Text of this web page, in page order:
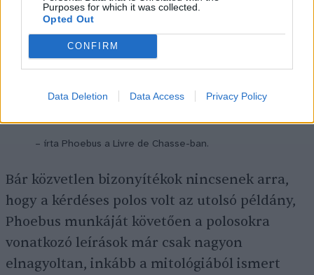
Purposes for which it was collected.
Opted Out
CONFIRM
Data Deletion Data Access Privacy Policy
végül beléhasított a szemébe, a
bestia nekilátott a vergődésnek.
Az alabárdok már a megváltást
hozták a szörnyetegre.
– írta Phoebus a Livre de Chasse-ban.
Bár közvetlen bizonyítékok nincsenek arra,
hogy a kérdéses polos volt az utolsó példány,
Phoebus munkáját követően a polosokra
vonatkozó leírások már csak nagyon
elnagyoltan, inkább a mitológiából ismert